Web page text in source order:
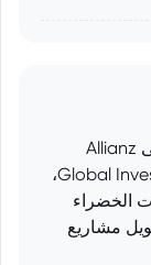
هذا الرمز يشير إلى صندوق استثماري يسمى Allianz
Global Investors Fund - Allianz Green Bond A EUR،
الخضراء
مشاريع